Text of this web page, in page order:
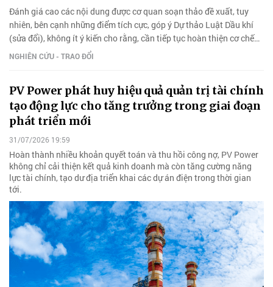
Đánh giá cao các nội dung được cơ quan soạn thảo đề xuất, tuy
nhiên, bên cạnh những điểm tích cực, góp ý Dự thảo Luật Dầu khí
(sửa đổi), không ít ý kiến cho rằng, cần tiếp tục hoàn thiện cơ chế
đối với Petrovietnam.
NGHIÊN CỨU - TRAO ĐỔI
PV Power phát huy hiệu quả quản trị tài chính
tạo động lực cho tăng trưởng trong giai đoạn
phát triển mới
31/07/2026 19:59
Hoàn thành nhiều khoản quyết toán và thu hồi công nợ, PV Power
không chỉ cải thiện kết quả kinh doanh mà còn tăng cường năng
lực tài chính, tạo dư địa triển khai các dự án điện trong thời gian
tới.